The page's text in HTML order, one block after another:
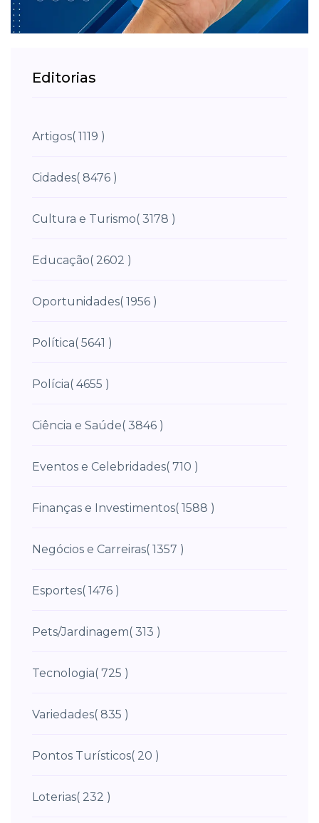
Editorias
Artigos( 1119 )
Cidades( 8476 )
Cultura e Turismo( 3178 )
Educação( 2602 )
Oportunidades( 1956 )
Política( 5641 )
Polícia( 4655 )
Ciência e Saúde( 3846 )
Eventos e Celebridades( 710 )
Finanças e Investimentos( 1588 )
Negócios e Carreiras( 1357 )
Esportes( 1476 )
Pets/Jardinagem( 313 )
Tecnologia( 725 )
Variedades( 835 )
Pontos Turísticos( 20 )
Loterias( 232 )